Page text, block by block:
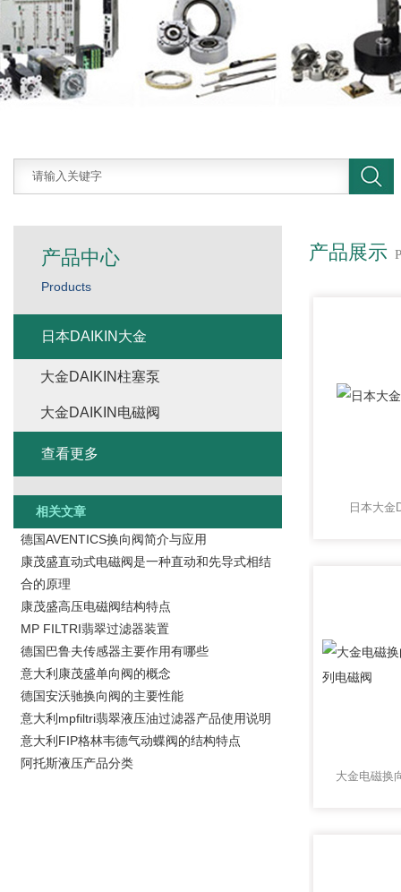
产品展示
日本大金
产品中心
Products
日本DAIKIN大金
大金DAIKIN柱塞泵
大金DAIKIN电磁阀
查看更多
相关文章
德国AVENTICS换向阀简介与应用
康茂盛直动式电磁阀是一种直动和先导式相结
合的原理
康茂盛高压电磁阀结构特点
MP FILTRI翡翠过滤器装置
德国巴鲁夫传感器主要作用有哪些
意大利康茂盛单向阀的概念
德国安沃驰换向阀的主要性能
意大利mpfiltri翡翠液压油过滤器产品使用说明
意大利FIP格林韦德气动蝶阀的结构特点
阿托斯液压产品分类